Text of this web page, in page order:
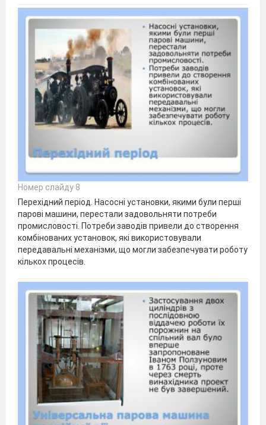
Номер слайду 8
Перехідний період. Насосні установки, якими були перші
парові машини, перестали задовольняти потреби
промисловості. Потреби заводів привели до створення
комбінованих установок, які використовували
передавальні механізми, що могли забезпечувати роботу
кількох процесів.